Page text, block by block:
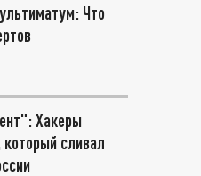
Что
Хакеры
сливал